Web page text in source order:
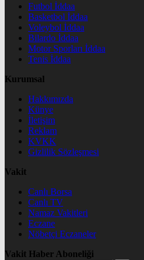
Futbol İddaa
Basketbol İddaa
Voleybol İddaa
Bilardo İddaa
Motor Sporları İddaa
Tenis İddaa
Kurumsal
Hakkımızda
Künye
İletişim
Reklam
KVKK
Gizlilik Sözleşmesi
Vakit
Canlı Borsa
Canlı TV
Namaz Vakitleri
Eczane
Nöbetçi Eczaneler
Vakit Haber Aboneliği